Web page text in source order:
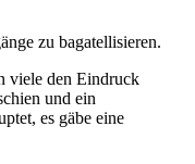
zu bagatellisieren.
viele den Eindruck
und ein
es gäbe eine